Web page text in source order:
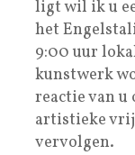
ligt wil ik u
het
9:00 uur
kunstwerk
reactie van
artistieke
vervolgen.